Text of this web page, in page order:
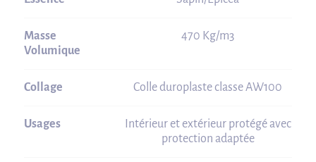
Masse
Volumique
470 Kg/m3
Collage Colle duroplaste classe AW100
Usages
Intérieur et extérieur protégé avec
protection adaptée